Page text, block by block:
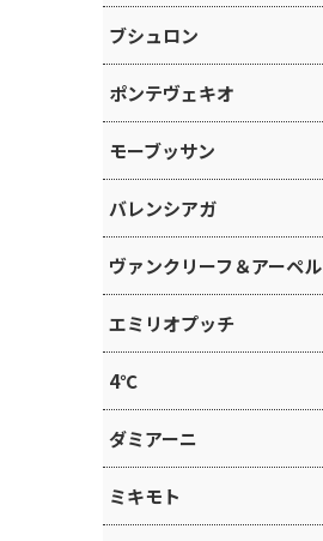
ブシュロン
ポンテヴェキオ
モーブッサン
バレンシアガ
ヴァンクリーフ＆アーペル
エミリオプッチ
4℃
ダミアーニ
ミキモト